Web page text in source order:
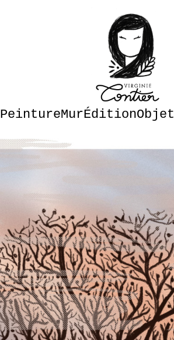
PeintureMurÉditionObjet